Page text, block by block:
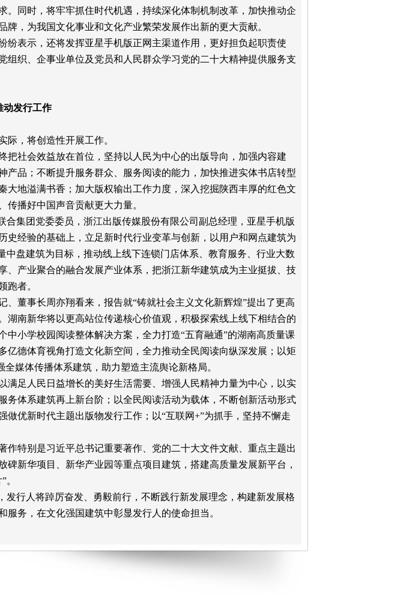
同时，将牢牢抓住时代机遇，持续深化体制机制改革，加快推动企
，为我国文化事业和文化产业繁荣发展作出新的更大贡献。
表示，还将发挥亚星手机版正网主渠道作用，更好担负起职责使
织、企事业单位及党员和人民群众学习党的二十大精神提供服务支
动发行工作
际，将创造性开展工作。
把社会效益放在首位，坚持以人民为中心的出版导向，加强内容建
品；不断提升服务群众、服务阅读的能力，加快推进实体书店转型
地溢满书香；加大版权输出工作力度，深入挖掘陕西丰厚的红色文
播好中国声音贡献更大力量。
集团党委委员，浙江出版传媒股份有限公司副总经理，亚星手机版
经验的基础上，立足新时代行业变革与创新，以用户和网点建筑为
盘建筑为目标，推动线上线下连锁门店体系、教育服务、行业大数
产业聚合的融合发展产业体系，把浙江新华建筑成为主业挺拔、技
跑者。
、董事长周亦翔看来，报告就“铸就社会主义文化新辉煌”提出了更高
南新华将以更高站位传递核心价值观，积极探索线上线下相结合的
小学校园阅读整体解决方案，全力打造“五育融通”的湖南高质量课
德体育视角打造文化新空间，全力推动全民阅读向纵深发展；以矩
媒体传播体系建筑，助力塑造主流舆论新格局。
足人民日益增长的美好生活需要、增强人民精神力量为中心，以实
体系建筑再上新台阶；以全民阅读活动为载体，不断创新活动形式
做优新时代主题出版物发行工作；以“互联网+”为抓手，坚持不懈走
特别是习近平总书记重要著作、党的二十大文件文献、重点主题出
新华项目、新华产业园等重点项目建筑，搭建高质量发展新平台，
。
行人将踔厉奋发、勇毅前行，不断践行新发展理念，构建新发展格
务，在文化强国建筑中彰显发行人的使命担当。